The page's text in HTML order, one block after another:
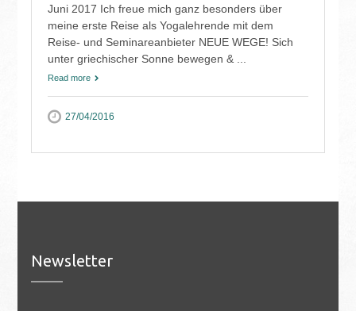
Juni 2017 Ich freue mich ganz besonders über
meine erste Reise als Yogalehrende mit dem
Reise- und Seminareanbieter NEUE WEGE! Sich
unter griechischer Sonne bewegen & ...
Read more
27/04/2016
Newsletter